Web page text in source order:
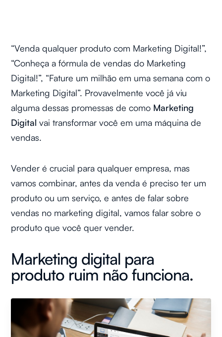
“Venda qualquer produto com Marketing Digital!”,
“Conheça a fórmula de vendas do Marketing
Digital!”, “Fature um milhão em uma semana com o
Marketing Digital”. Provavelmente você já viu
alguma dessas promessas de como Marketing
Digital vai transformar você em uma máquina de
vendas.
Vender é crucial para qualquer empresa, mas
vamos combinar, antes da venda é preciso ter um
produto ou um serviço, e antes de falar sobre
vendas no marketing digital, vamos falar sobre o
produto que você quer vender.
Marketing digital para
produto ruim não funciona.